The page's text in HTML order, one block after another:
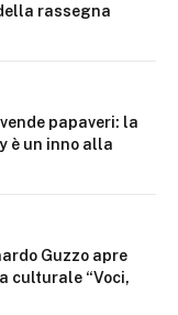
rassegna
papaveri: la
è un inno alla
Guzzo apre
culturale “Voci,